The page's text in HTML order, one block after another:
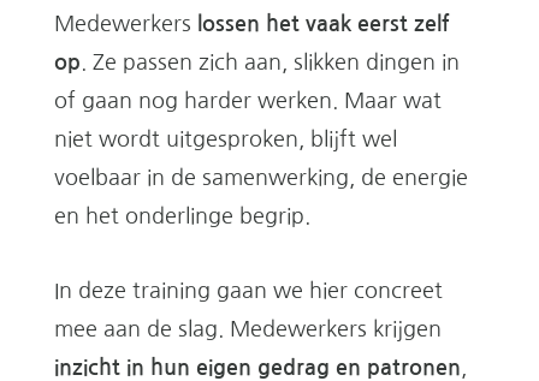
Medewerkers lossen het vaak eerst zelf
op . Ze passen zich aan, slikken dingen in
of gaan nog harder werken. Maar wat
niet wordt uitgesproken, blijft wel
voelbaar in de samenwerking, de energie
en het onderlinge begrip.
In deze training gaan we hier concreet
mee aan de slag. Medewerkers krijgen
inzicht in hun eigen gedrag en patronen